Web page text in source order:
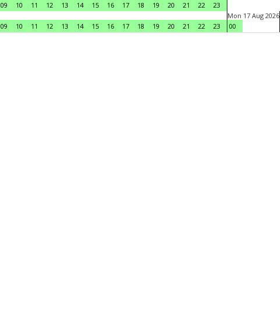
09 10 11 12 13 14 15 16 17 18 19 20 21 22
23
09 10 11 12 13 14 15 16 17 18 19 20 21 22 23
Mon 17 Aug 2026
00